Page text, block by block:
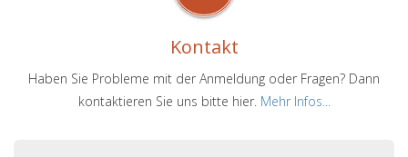
Kontakt
Haben Sie Probleme mit der Anmeldung oder Fragen? Dann
kontaktieren Sie uns bitte hier. Mehr Infos...